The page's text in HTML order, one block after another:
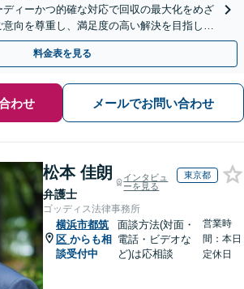
ィーかつ的確な対応で回収の最大化をめざ
向を尊重し、満足度の高い解決を目指しま
】
料金表を見る
わせ メールでお問い合わせ
松本 佳朗
弁護士
インタビュ
ーを見る
東京都
ゴッディス法律事務所
横浜市都筑
区 からも相
談受付中
面談方法(対面・
電話・ビデオな
ど)は応相談
営業時
間：本日
定休日